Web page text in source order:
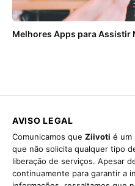
Melhores Apps para Assistir
AVISO LEGAL
Comunicamos que Ziivoti é um
que não solicita qualquer tipo
liberação de serviços. Apesar
continuamente para garantir a